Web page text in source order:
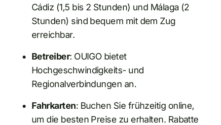
Cádiz (1,5 bis 2 Stunden) und Málaga (2
Stunden) sind bequem mit dem Zug
erreichbar.
Betreiber: OUIGO bietet
Hochgeschwindigkeits- und
Regionalverbindungen an.
Fahrkarten: Buchen Sie frühzeitig online,
um die besten Preise zu erhalten. Rabatte